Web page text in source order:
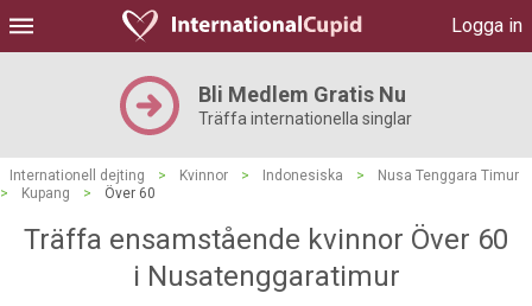
Logga in
Bli Medlem Gratis Nu
Träffa internationella singlar
Internationell dejting > Kvinnor > Indonesiska >
Nusa Tenggara Timur
>
Kupang > Över 60
Träffa ensamstående kvinnor Över 60
i Nusatenggaratimur